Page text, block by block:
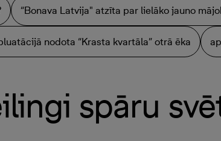
“Bonava Latvija" atzīta par lielāko jauno
nodota “Krasta kvartāla” otrā ēka
spāru